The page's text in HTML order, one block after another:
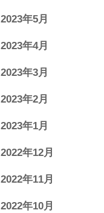
2023年5月
2023年4月
2023年3月
2023年2月
2023年1月
2022年12月
2022年11月
2022年10月